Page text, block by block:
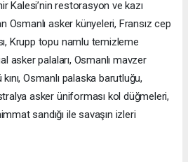
Kalesi’nin restorasyon ve kazı
Osmanlı asker künyeleri, Fransız cep
Krupp topu namlu temizleme
asker palaları, Osmanlı mavzer
Osmanlı palaska barutluğu,
asker üniforması kol düğmeleri,
sandığı ile savaşın izleri